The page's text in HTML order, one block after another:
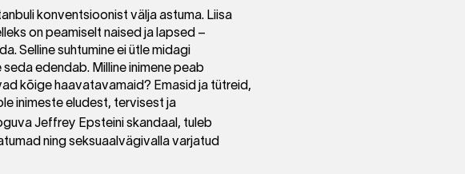
konventsioonist välja astuma. Liisa
on peamiselt naised ja lapsed –
Selline suhtumine ei ütle midagi
edendab. Milline inimene peab
kõige haavatavamaid? Emasid ja tütreid,
inimeste eludest, tervisest ja
Jeffrey Epsteini skandaal, tuleb
ning seksuaalvägivalla varjatud